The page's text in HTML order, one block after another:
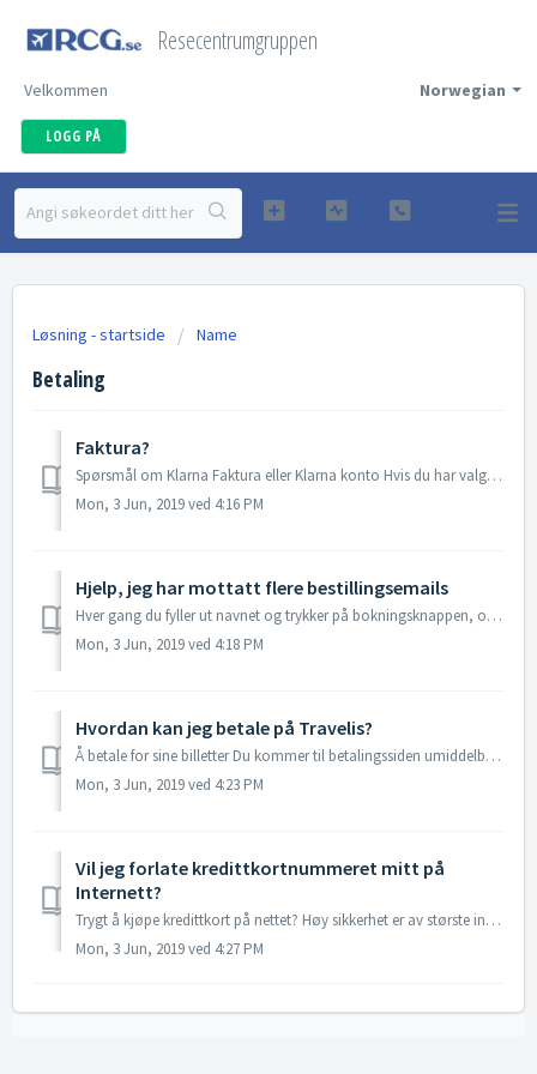
Resecentrumgruppen
Norwegian
Velkommen
LOGG PÅ
Løsning - startside Name
Betaling
Faktura?
Spørsmål om Klarna Faktura eller Klarna konto Hvis du har valgt Klarna Faktura eller Klarna konto som betalingstjeneste og har spørsmål om disse tjenest...
Mon, 3 Jun, 2019 ved 4:16 PM
Hjelp, jeg har mottatt flere bestillingsemails
Hver gang du fyller ut navnet og trykker på bokningsknappen, opprettes en bestilling. Dette er gjort slik at du ikke vil gå glipp av stedene dine under ...
Mon, 3 Jun, 2019 ved 4:18 PM
Hvordan kan jeg betale på Travelis?
Å betale for sine billetter Du kommer til betalingssiden umiddelbart etter bestilling. Der kan du velge direkte bankbetaling, betale via faktura, betale av...
Mon, 3 Jun, 2019 ved 4:23 PM
Vil jeg forlate kredittkortnummeret mitt på
Internett?
Trygt å kjøpe kredittkort på nettet? Høy sikkerhet er av største interesse for vår www.travelis.no. Derfor bruker vi en såkalt SSL-kryptering av alle da...
Mon, 3 Jun, 2019 ved 4:27 PM